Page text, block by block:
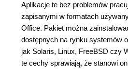
Aplikacje te bez problemów
zapisanymi w formatach
Office. Pakiet można
dostępnych na rynku systemów
jak Solaris, Linux, FreeBSD czy
te cechy sprawiają, że stanowi